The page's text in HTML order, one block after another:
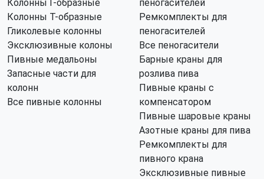
Колонны Г-образные
Колонны Т-образные
Гликолевые колонны
Эксклюзивные колоны
Пивные медальоны
Запасные части для
колонн
Все пивные колонны
пеногасителей
Ремкомплекты для
пеногасителей
Все пеногасители
Барные краны для
розлива пива
Пивные краны с
компенсатором
Пивные шаровые краны
Азотные краны для пива
Ремкомплекты для
пивного крана
Эксклюзивные пивные